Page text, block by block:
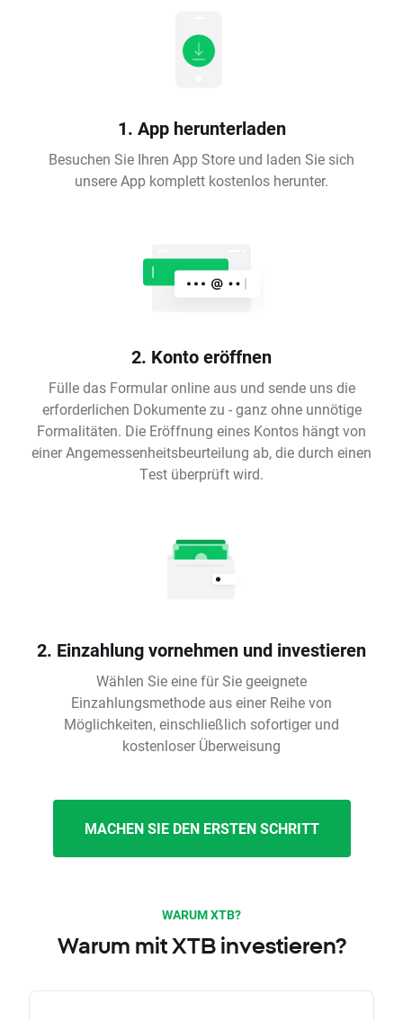
1. App herunterladen
Besuchen Sie Ihren App Store und laden Sie sich
unsere App komplett kostenlos herunter.
2. Konto eröffnen
Fülle das Formular online aus und sende uns die
erforderlichen Dokumente zu - ganz ohne unnötige
Formalitäten. Die Eröffnung eines Kontos hängt von
einer Angemessenheitsbeurteilung ab, die durch einen
Test überprüft wird.
2. Einzahlung vornehmen und investieren
Wählen Sie eine für Sie geeignete
Einzahlungsmethode aus einer Reihe von
Möglichkeiten, einschließlich sofortiger und
kostenloser Überweisung
MACHEN SIE DEN ERSTEN SCHRITT
WARUM XTB?
Warum mit XTB investieren?